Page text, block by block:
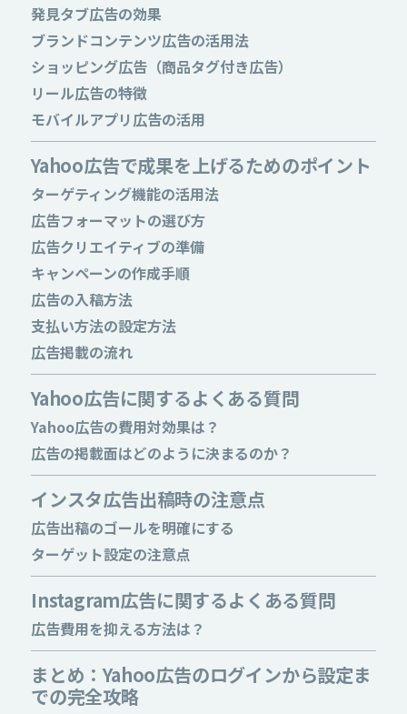
発見タブ広告の効果
ブランドコンテンツ広告の活用法
ショッピング広告（商品タグ付き広告）
リール広告の特徴
モバイルアプリ広告の活用
Yahoo広告で成果を上げるためのポイント
ターゲティング機能の活用法
広告フォーマットの選び方
広告クリエイティブの準備
キャンペーンの作成手順
広告の入稿方法
支払い方法の設定方法
広告掲載の流れ
Yahoo広告に関するよくある質問
Yahoo広告の費用対効果は？
広告の掲載面はどのように決まるのか？
インスタ広告出稿時の注意点
広告出稿のゴールを明確にする
ターゲット設定の注意点
Instagram広告に関するよくある質問
広告費用を抑える方法は？
まとめ：Yahoo広告のログインから設定ま
での完全攻略